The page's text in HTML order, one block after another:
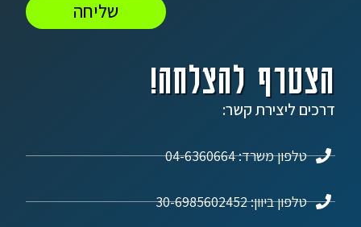
הצטרף להצלחה!
דרכים ליצירת קשר:
טלפון משרד: 04-6360664
טלפון ביוון: 30-6985602452
שליחה